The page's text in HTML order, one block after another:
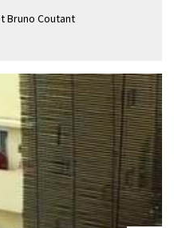
Bruno Coutant